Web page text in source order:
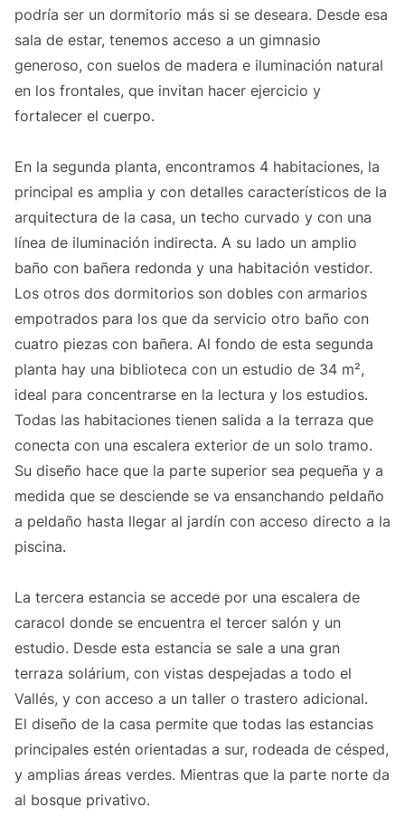
podría ser un dormitorio más si se deseara. Desde esa
sala de estar, tenemos acceso a un gimnasio
generoso, con suelos de madera e iluminación natural
en los frontales, que invitan hacer ejercicio y
fortalecer el cuerpo.
En la segunda planta, encontramos 4 habitaciones, la
principal es amplia y con detalles característicos de la
arquitectura de la casa, un techo curvado y con una
línea de iluminación indirecta. A su lado un amplio
baño con bañera redonda y una habitación vestidor.
Los otros dos dormitorios son dobles con armarios
empotrados para los que da servicio otro baño con
cuatro piezas con bañera. Al fondo de esta segunda
planta hay una biblioteca con un estudio de 34 m²,
ideal para concentrarse en la lectura y los estudios.
Todas las habitaciones tienen salida a la terraza que
conecta con una escalera exterior de un solo tramo.
Su diseño hace que la parte superior sea pequeña y a
medida que se desciende se va ensanchando peldaño
a peldaño hasta llegar al jardín con acceso directo a la
piscina.
La tercera estancia se accede por una escalera de
caracol donde se encuentra el tercer salón y un
estudio. Desde esta estancia se sale a una gran
terraza solárium, con vistas despejadas a todo el
Vallés, y con acceso a un taller o trastero adicional.
El diseño de la casa permite que todas las estancias
principales estén orientadas a sur, rodeada de césped,
y amplias áreas verdes. Mientras que la parte norte da
al bosque privativo.